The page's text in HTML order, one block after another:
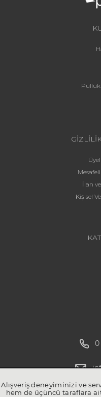
Pulluk
İlan
Kişisel
0
Alışveriş deneyiminizi ve
hem de üçüncü taraflara